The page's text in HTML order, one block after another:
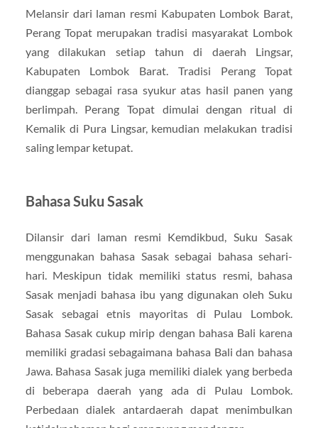
Melansir dari laman resmi Kabupaten Lombok Barat,
Perang Topat merupakan tradisi masyarakat Lombok
yang dilakukan setiap tahun di daerah Lingsar,
Kabupaten Lombok Barat. Tradisi Perang Topat
dianggap sebagai rasa syukur atas hasil panen yang
berlimpah. Perang Topat dimulai dengan ritual di
Kemalik di Pura Lingsar, kemudian melakukan tradisi
saling lempar ketupat.
Bahasa Suku Sasak
Dilansir dari laman resmi Kemdikbud, Suku Sasak
menggunakan bahasa Sasak sebagai bahasa sehari-
hari. Meskipun tidak memiliki status resmi, bahasa
Sasak menjadi bahasa ibu yang digunakan oleh Suku
Sasak sebagai etnis mayoritas di Pulau Lombok.
Bahasa Sasak cukup mirip dengan bahasa Bali karena
memiliki gradasi sebagaimana bahasa Bali dan bahasa
Jawa. Bahasa Sasak juga memiliki dialek yang berbeda
di beberapa daerah yang ada di Pulau Lombok.
Perbedaan dialek antardaerah dapat menimbulkan